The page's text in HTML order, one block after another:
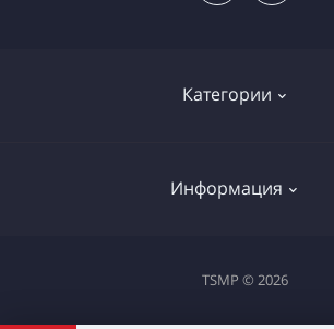
Категории
Электроинструменты
Информация
Доставка и оплата
TSMP © 2026